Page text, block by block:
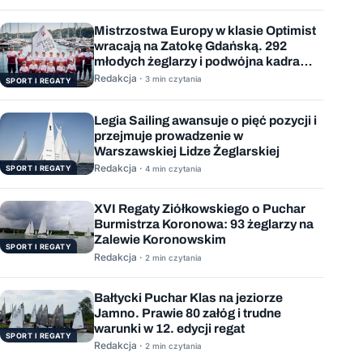
SPORT I REGATY
Mistrzostwa Europy w klasie Optimist
wracają na Zatokę Gdańską. 292
młodych żeglarzy i podwójna kadra
Polski
Redakcja · 3 min czytania
SPORT I REGATY
Legia Sailing awansuje o pięć pozycji i
przejmuje prowadzenie w
Warszawskiej Lidze Żeglarskiej
Redakcja · 4 min czytania
SPORT I REGATY
XVI Regaty Ziółkowskiego o Puchar
Burmistrza Koronowa: 93 żeglarzy na
Zalewie Koronowskim
Redakcja · 2 min czytania
SPORT I REGATY
Bałtycki Puchar Klas na jeziorze
Jamno. Prawie 80 załóg i trudne
warunki w 12. edycji regat
Redakcja · 2 min czytania